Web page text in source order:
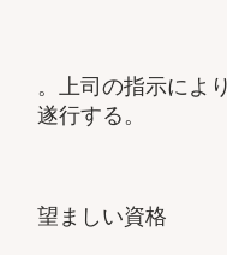
。上司の指示によ
遂行する。
望ましい資格